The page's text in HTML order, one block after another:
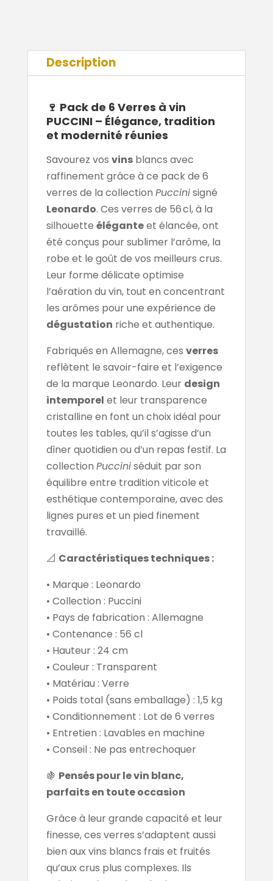
Description
🍷 Pack de 6 Verres à vin
PUCCINI – Élégance, tradition
et modernité réunies
Savourez vos vinsblancs avec
raffinement grâce à ce pack de 6
verres de la collection Puccinisigné
Leonardo. Ces verres de 56 cl, à la
silhouette éléganteet élancée, ont
été conçus pour sublimer l’arôme, la
robe et le goût de vos meilleurs crus.
Leur forme délicate optimise
l’aération du vin, tout en concentrant
les arômes pour une expérience de
dégustation riche et authentique.
Fabriqués en Allemagne, ces verres
reflètent le savoir-faire et l’exigence
de la marque Leonardo. Leur design
intemporel et leur transparence
cristalline en font un choix idéal pour
toutes les tables, qu’il s’agisse d’un
dîner quotidien ou d’un repas festif. La
collection Pucciniséduit par son
équilibre entre tradition viticole et
esthétique contemporaine, avec des
lignes pures et un pied finement
travaillé.
📐 Caractéristiques techniques :
• Marque : Leonardo
• Collection : Puccini
• Pays de fabrication : Allemagne
• Contenance : 56 cl
• Hauteur : 24 cm
• Couleur : Transparent
• Matériau : Verre
• Poids total (sans emballage) : 1,5 kg
• Conditionnement : Lot de 6 verres
• Entretien : Lavables en machine
• Conseil : Ne pas entrechoquer
🍇 Pensés pour le vin blanc,
parfaits en toute occasion
Grâce à leur grande capacité et leur
finesse, ces verres s’adaptent aussi
bien aux vins blancs frais et fruités
qu’aux crus plus complexes. Ils